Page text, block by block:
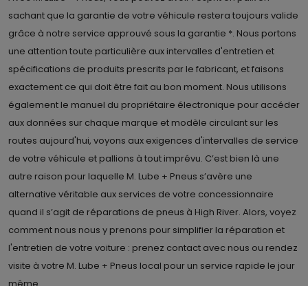
sachant que la garantie de votre véhicule restera toujours valide
grâce à notre service approuvé sous la garantie *. Nous portons
une attention toute particulière aux intervalles d'entretien et
spécifications de produits prescrits par le fabricant, et faisons
exactement ce qui doit être fait au bon moment. Nous utilisons
également le manuel du propriétaire électronique pour accéder
aux données sur chaque marque et modèle circulant sur les
routes aujourd'hui, voyons aux exigences d'intervalles de service
de votre véhicule et pallions à tout imprévu. C’est bien là une
autre raison pour laquelle M. Lube + Pneus s’avère une
alternative véritable aux services de votre concessionnaire
quand il s’agit de réparations de pneus à High River. Alors, voyez
comment nous nous y prenons pour simplifier la réparation et
l'entretien de votre voiture : prenez contact avec nous ou rendez
visite à votre M. Lube + Pneus local pour un service rapide le jour